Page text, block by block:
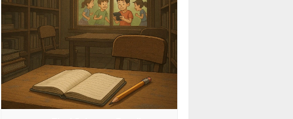
RAT Koperasi Jasa Widyani
Sejahtera Institut Perbanas,
Kemenkop Dorong Jadi Role
MoreFood Expo Indonesia
2026 Resmi Dibuka, Jadi